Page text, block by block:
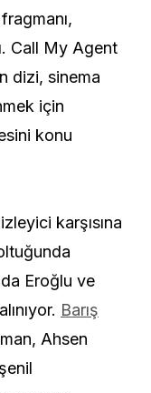
Call My Agent
dizi, sinema
için
konu
karşısına
Eroğlu ve
Barış
Ahsen